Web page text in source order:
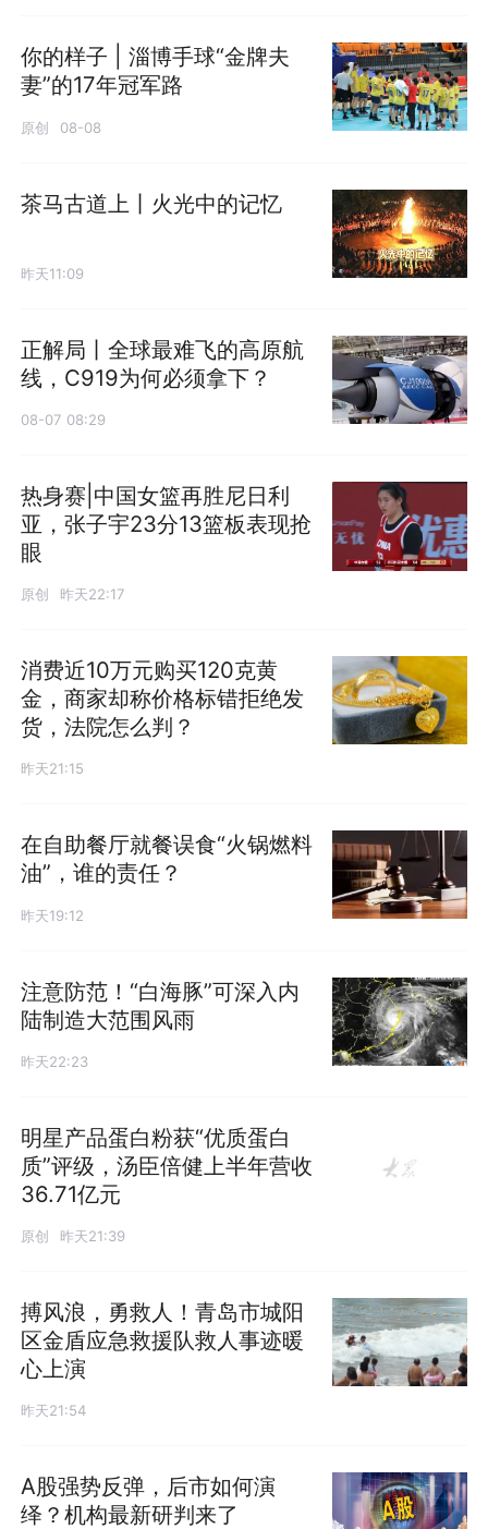
你的样子 | 淄博手球“金牌夫
妻”的17年冠军路
原创 08-08
茶马古道上丨火光中的记忆
昨天11:09
正解局丨全球最难飞的高原航
线，C919为何必须拿下？
08-07 08:29
热身赛|中国女篮再胜尼日利
亚，张子宇23分13篮板表现抢
眼
原创 昨天22:17
消费近10万元购买120克黄
金，商家却称价格标错拒绝发
货，法院怎么判？
昨天21:15
在自助餐厅就餐误食“火锅燃料
油”，谁的责任？
昨天19:12
注意防范！“白海豚”可深入内
陆制造大范围风雨
昨天22:23
明星产品蛋白粉获“优质蛋白
质”评级，汤臣倍健上半年营收
36.71亿元
原创 昨天21:39
搏风浪，勇救人！青岛市城阳
区金盾应急救援队救人事迹暖
心上演
昨天21:54
A股强势反弹，后市如何演
绎？机构最新研判来了